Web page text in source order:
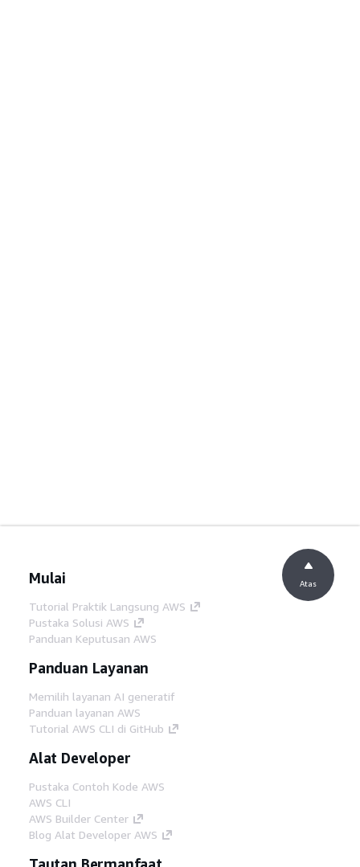
Mulai
Tutorial Praktik Langsung AWS
Pustaka Solusi AWS
Panduan Keputusan AWS
Panduan Layanan
Memilih layanan AI generatif
Panduan layanan AWS
Tutorial AWS CLI di GitHub
Alat Developer
Pustaka Contoh Kode AWS
AWS CLI
AWS Builder Center
Blog Alat Developer AWS
Tautan Bermanfaat
Atas